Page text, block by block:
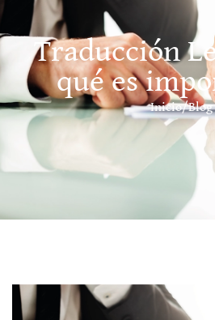
Traducción
qué es
Inicio/Blog